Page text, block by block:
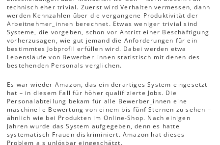
technisch eher trivial. Zuerst wird Verhalten vermessen, dann
werden Kennzahlen über die vergangene Produktivität der
Arbeitnehmer_innen berechnet. Etwas weniger trivial sind
Systeme, die vorgeben, schon vor Antritt einer Beschäftigung
vorherzusagen, wie gut jemand die Anforderungen für ein
bestimmtes Jobprofil erfüllen wird. Dabei werden etwa
Lebensläufe von Bewerber_innen statistisch mit denen des
bestehenden Personals verglichen.
Es war wieder Amazon, das ein derartiges System eingesetzt
hat – in diesem Fall für höher qualifizierte Jobs. Die
Personalabteilung bekam für alle Bewerber_innen eine
maschinelle Bewertung von einem bis fünf Sternen zu sehen –
ähnlich wie bei Produkten im Online-Shop. Nach einigen
Jahren wurde das System aufgegeben, denn es hatte
systematisch Frauen diskriminiert. Amazon hat dieses
Problem als unlösbar eingeschätzt.